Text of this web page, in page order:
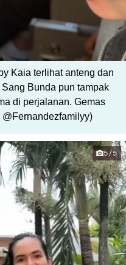
Kaia terlihat anteng dan
Bunda pun tampak
di perjalanan. Gemas
@Fernandezfamilyy)
5/5